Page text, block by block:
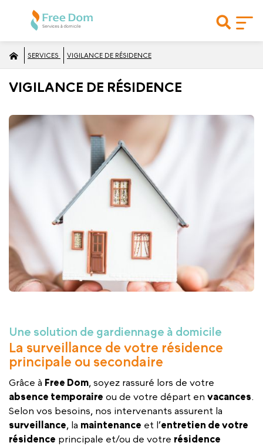
SERVICES VIGILANCE DE RÉSIDENCE
VIGILANCE DE RÉSIDENCE
Une solution de gardiennage à domicile
La surveillance de votre résidence
principale ou secondaire
Grâce à Free Dom , soyez rassuré lors de votre
absence temporaire ou de votre départ en vacances
Selon vos besoins, nos intervenants assurent la
surveillance , la maintenance et l’entretien de votre
résidence principale et/ou de votre résidence